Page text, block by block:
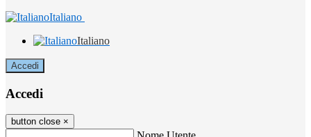
Italiano
Italiano
Accedi
Accedi
button close ×